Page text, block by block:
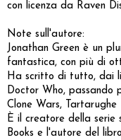
con licenza da Raven
Note sull'autore:
Jonathan Green è un
fantastica, con più di
Ha scritto di tutto, dai
Doctor Who, passando
Clone Wars,
È il creatore della serie
Books e l'autore del